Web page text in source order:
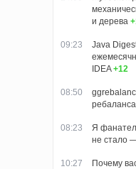
и дерева
09:23
Java
IDEA +12
08:50
ребаланса
08:23
Я
не стало
10:27
Почему